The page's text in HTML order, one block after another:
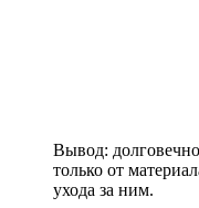
Вывод:
только от
ухода за ним.